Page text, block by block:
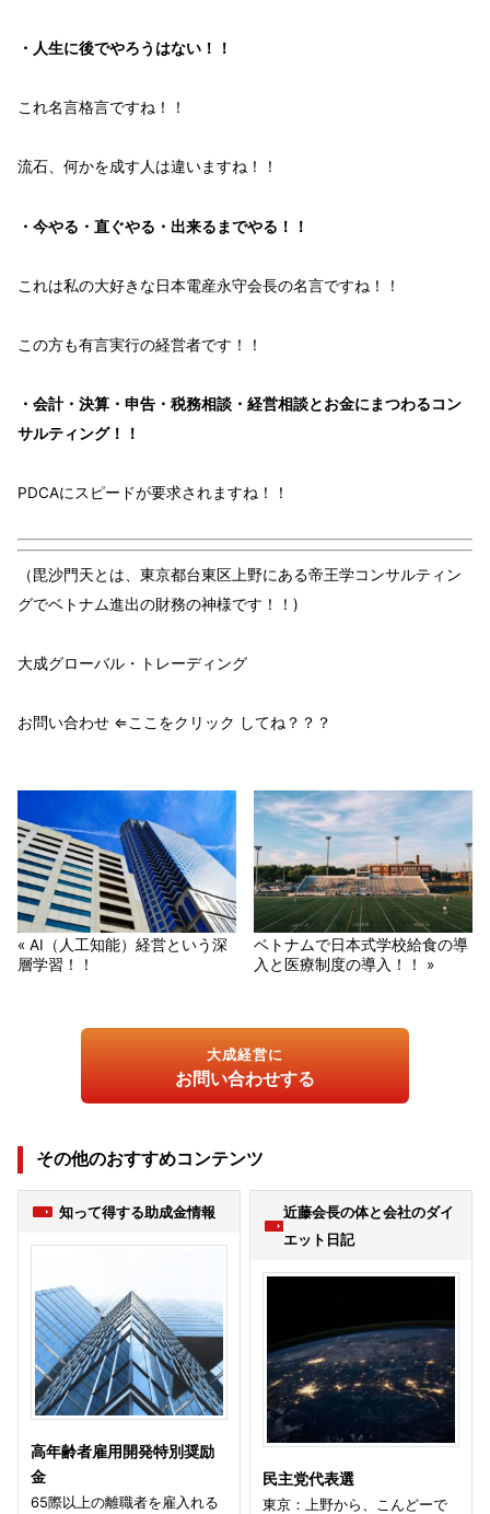
・人生に後でやろうはない！！
これ名言格言ですね！！
流石、 何かを成す人は違いますね！！
・今やる・直ぐやる・出来るまでやる！！
これは私の大好きな日本電産永守会長の名言ですね！！
この方も有言実行の経営者です！！
・会計・決算・申告・税務相談・経営相談とお金にまつわるコン
サルティング！！
PDCAにスピードが要求されますね！！
（毘沙門天とは、東京都台東区上野にある帝王学コンサルティン
グでベトナム進出の財務の神様です！！)
大成グローバル・トレーディング
お問い合わせ ⇐ここをクリック してね？？？
« AI（人工知能）経営という深
層学習！！
ベトナムで日本式学校給食の導
入と医療制度の導入！！ »
大成経営に
お問い合わせする
その他のおすすめコンテンツ
知って得する助成金情報
高年齢者雇用開発特別奨励
金
65際以上の離職者を雇入れる
近藤会長の体と会社のダイ
エット日記
民主党代表選
東京：上野から、こんどーで